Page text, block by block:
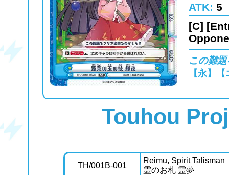
ATK: 5
[C]
この難
【永】
Touhou
TH/001B-001
Reimu, Spirit Talisman
霊のお札 霊夢